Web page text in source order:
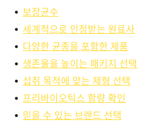
보장균수
세계적으로 인정받는 원료사
다양한 균종을 포함한 제품
생존율을 높이는 패키지 선택
섭취 목적에 맞는 제형 선택
프리바이오틱스 함량 확인
믿을 수 있는 브랜드 선택